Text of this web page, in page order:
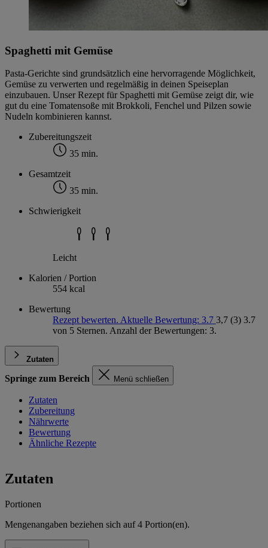
Spaghetti mit Gemüse
Pasta-Gerichte sind grundsätzlich eine hervorragende Möglichkeit,
Gemüse zu verwerten und regelmäßig in deinen Speiseplan
einzubauen. Unser Rezept für Spaghetti mit Gemüse zeigt dir, wie
gut du eine Tomatensoße mit Brokkoli, Fenchel und Pilzen sowie
Nudeln kombinieren kannst.
Zubereitungszeit
35 min.
Gesamtzeit
35 min.
Schwierigkeit
Leicht
Kalorien / Portion
554 kcal
Bewertung
Rezept bewerten. Aktuelle Bewertung: 3.7 3,7 (3) 3.7
von 5 Sternen. Anzahl der Bewertungen: 3.
Zutaten
Springe zum Bereich Menü schließen
Zutaten
Zubereitung
Nährwerte
Bewertung
Ähnliche Rezepte
Zutaten
Portionen
Mengenangaben beziehen sich auf4 Portion(en).